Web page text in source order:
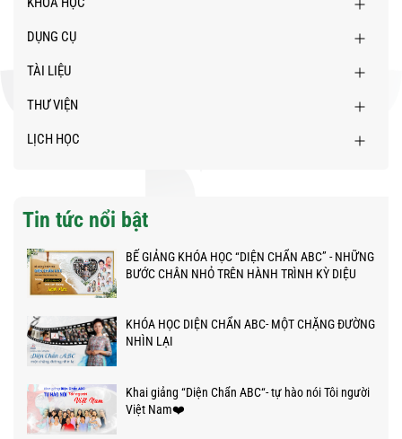
DỤNG CỤ
TÀI LIỆU
THƯ VIỆN
LỊCH HỌC
Tin tức nổi bật
BẾ GIẢNG KHÓA HỌC “DIỆN CHẨN ABC” - NHỮNG
BƯỚC CHÂN NHỎ TRÊN HÀNH TRÌNH KỲ DIỆU
KHÓA HỌC DIỆN CHẨN ABC- MỘT CHẶNG ĐƯỜNG
NHÌN LẠI
Khai giảng “Diện Chẩn ABC“- tự hào nói Tôi người
Việt Nam❤️